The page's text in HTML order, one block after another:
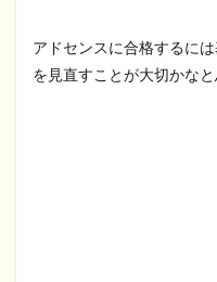
アドセンスに合格するに
を見直すことが大切かなと